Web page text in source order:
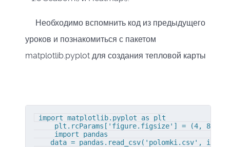
Необходимо вспомнить код из предыдущего
уроков и познакомиться с пакетом
matplotlib.pyplot для создания тепловой карты
import matplotlib.pyplot as plt
plt.rcParams['figure.figsize'] = (4, 8) #
     import pandas
data = pandas.read_csv('polomki.csv',